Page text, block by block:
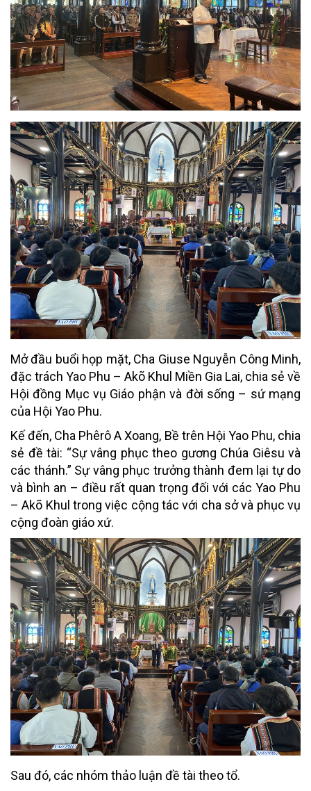
Mở đầu buổi họp mặt, Cha Giuse Nguyễn Công Minh,
đặc trách Yao Phu – Akõ Khul Miền Gia Lai, chia sẻ về
Hội đồng Mục vụ Giáo phận và đời sống – sứ mạng
của Hội Yao Phu.
Kế đến, Cha Phêrô A Xoang, Bề trên Hội Yao Phu, chia
sẻ đề tài: “Sự vâng phục theo gương Chúa Giêsu và
các thánh.” Sự vâng phục trưởng thành đem lại tự do
và bình an – điều rất quan trọng đối với các Yao Phu
– Akõ Khul trong việc cộng tác với cha sở và phục vụ
cộng đoàn giáo xứ.
Sau đó, các nhóm thảo luận đề tài theo tổ.